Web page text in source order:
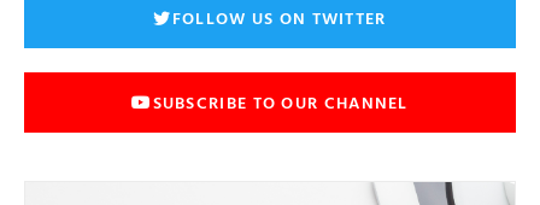
FOLLOW US ON TWITTER
SUBSCRIBE TO OUR CHANNEL